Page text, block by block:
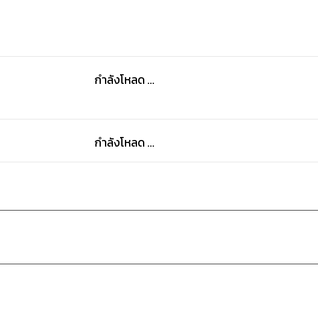
กำลังโหลด ...
กำลังโหลด ...